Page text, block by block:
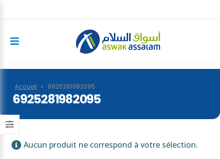
Accueil » 6925281982095
6925281982095
Aucun produit ne correspond à votre sélection.